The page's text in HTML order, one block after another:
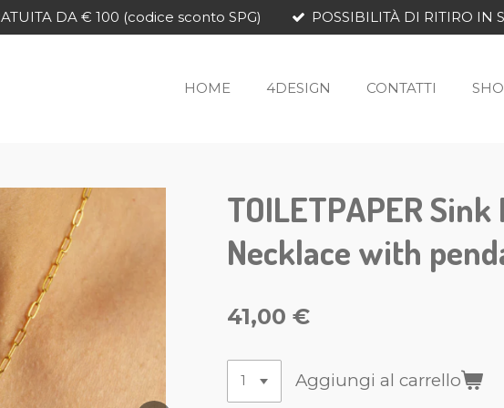
DA € 100 (codice sconto SPG) POSSIBILITÀ DI RITIRO IN
HOME 4DESIGN CONTATTI
TOILETPAPER
Necklace with
41,00 €
Aggiungi al carrello